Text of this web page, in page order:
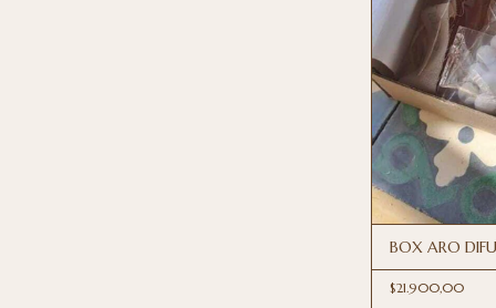
BOX ARO
$21.900,00